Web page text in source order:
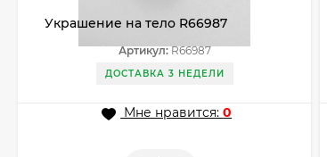
Украшение на тело R66987
Артикул:R66987
ДОСТАВКА 3 НЕДЕЛИ
Мне нравится:0